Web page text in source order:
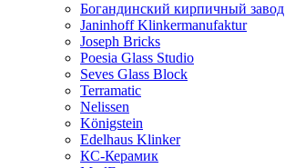
Богандинский кирпичный завод
Janinhoff Klinkermanufaktur
Joseph Bricks
Poesia Glass Studio
Seves Glass Block
Terramatic
Nelissen
Königstein
Edelhaus Klinker
КС-Керамик